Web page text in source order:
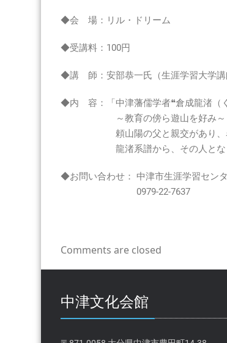
2
17
日
(水）
13:30
～
◆会 場：リル・ドリーム
◆受講料：100円
◆講 師：安部恭一氏（生涯学習大学講
◆内 容：「中津藩儒学者❝倉成龍渚（
～教育の傍ら遊山を好み～
頼山陽の父と親交があり、名勝
龍渚系譜から、その人となり
◆お問い合わせ： 中津市生涯学習セン
0979-22-7637
Comments are closed
中津文化会館